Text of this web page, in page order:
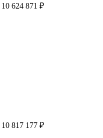
10 624 871 ₽
10 817 177 ₽